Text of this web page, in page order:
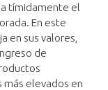
tímidamente el
En este
en sus valores,
de
elevados en